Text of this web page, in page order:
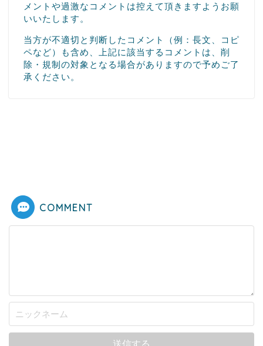
メントや過激なコメントは控えて頂きますようお願
いいたします。
当方が不適切と判断したコメント（例：長文、コピ
ペなど）も含め、上記に該当するコメントは、削
除・規制の対象となる場合がありますので予めご了
承ください。
COMMENT